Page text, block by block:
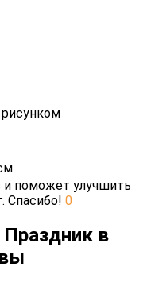
поможет улучшить
Спасибо! 0
в